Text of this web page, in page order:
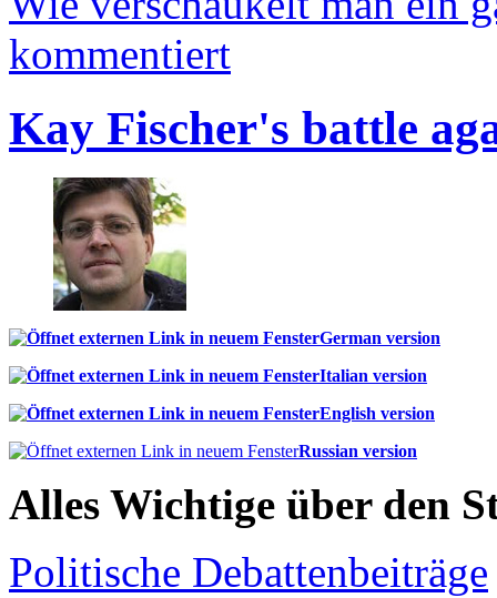
kommentiert
Kay Fischer's battle
German version
Italian version
English version
Russian version
Alles Wichtige über den
Politische Debattenbeiträge